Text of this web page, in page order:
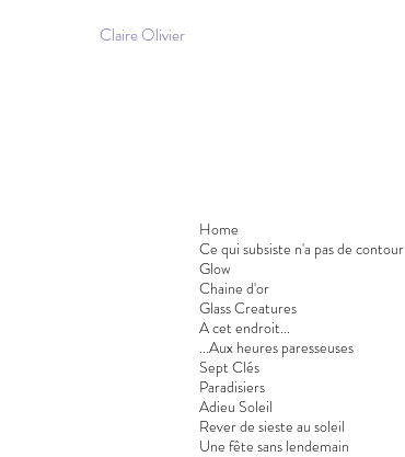
Claire Olivier
Home
Ce qui subsiste n'a pas de contour
Glow
Chaine d'or
Glass Creatures
A cet endroit...
...Aux heures paresseuses
Sept Clés
Paradisiers
Adieu Soleil
Rever de sieste au soleil
Une fête sans lendemain